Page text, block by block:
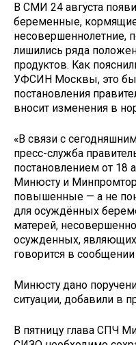
В СМИ 24 августа
беременные,
лишились ряда
продуктов. Как
УФСИН Москвы, это
постановления
вносит изменения в
«В связи с
пресс-служба
постановлением от 18
Минюсту и
повышенные — а не
для осуждённых
матерей,
осужденных,
говорится в
Минюсту дано
ситуации, добавили в
В пятницу глава СПЧ